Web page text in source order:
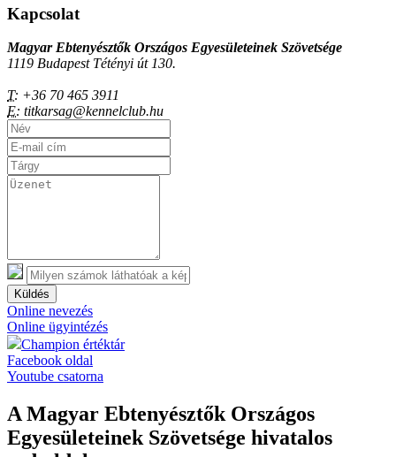
Kapcsolat
Magyar Ebtenyésztők Országos Egyesületeinek Szövetsége
1119 Budapest Tétényi út 130.
T: +36 70 465 3911
E: titkarsag@kennelclub.hu
Küldés
Online nevezés
Online ügyintézés
Champion értéktár
Facebook oldal
Youtube csatorna
A Magyar Ebtenyésztők Országos
Egyesületeinek Szövetsége hivatalos